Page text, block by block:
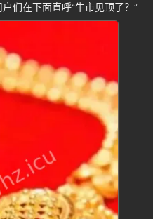
们在下面直呼“牛市见顶了？”